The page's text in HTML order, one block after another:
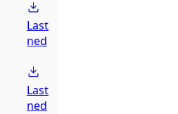
Last
ned
Last
ned